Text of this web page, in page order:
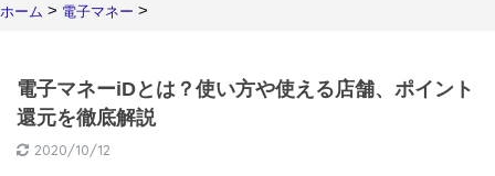
ホーム > 電子マネー >
電子マネーiDとは？使い方や使える店舗、ポイント
還元を徹底解説
2020/10/12